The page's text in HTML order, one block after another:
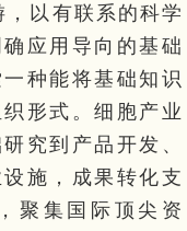
以有联系的科学
应用导向的基础
种能将基础知识
形式。细胞产业
究到产品开发、
施，成果转化支
聚集国际顶尖资